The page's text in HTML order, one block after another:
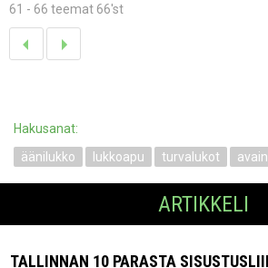
61 - 66 teemat 66'st
Hakusanat:
äänilukko
lukkoapu turvalukot avain
ARTIKKELI
TALLINNAN 10 PARASTA